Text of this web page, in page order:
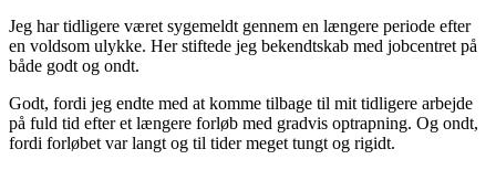
Jeg har tidligere været sygemeldt gennem en længere periode efter
en voldsom ulykke. Her stiftede jeg bekendtskab med jobcentret på
både godt og ondt.
Godt, fordi jeg endte med at komme tilbage til mit tidligere arbejde
på fuld tid efter et længere forløb med gradvis optrapning. Og ondt,
fordi forløbet var langt og til tider meget tungt og rigidt.